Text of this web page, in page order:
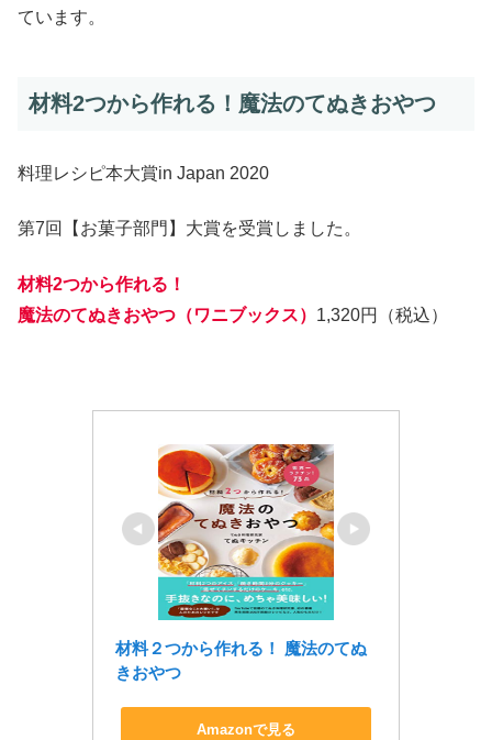
ています。
材料2つから作れる！魔法のてぬきおやつ
料理レシピ本大賞in Japan 2020
第7回【お菓子部門】大賞を受賞しました。
材料2つから作れる！
魔法のてぬきおやつ（ワニブックス） 1,320円（税込）
材料２つから作れる！ 魔法のてぬ
きおやつ
Amazonで見る